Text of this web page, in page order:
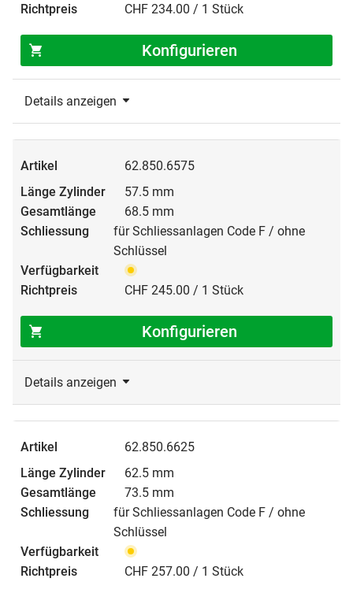
CHF 234.00 / 1 Stück
Konfigurieren
Details anzeigen
62.850.6575
57.5 mm
68.5 mm
für Schliessanlagen Code F / ohne
Schlüssel
CHF 245.00 / 1 Stück
Konfigurieren
Details anzeigen
62.850.6625
62.5 mm
73.5 mm
für Schliessanlagen Code F / ohne
Schlüssel
CHF 257.00 / 1 Stück